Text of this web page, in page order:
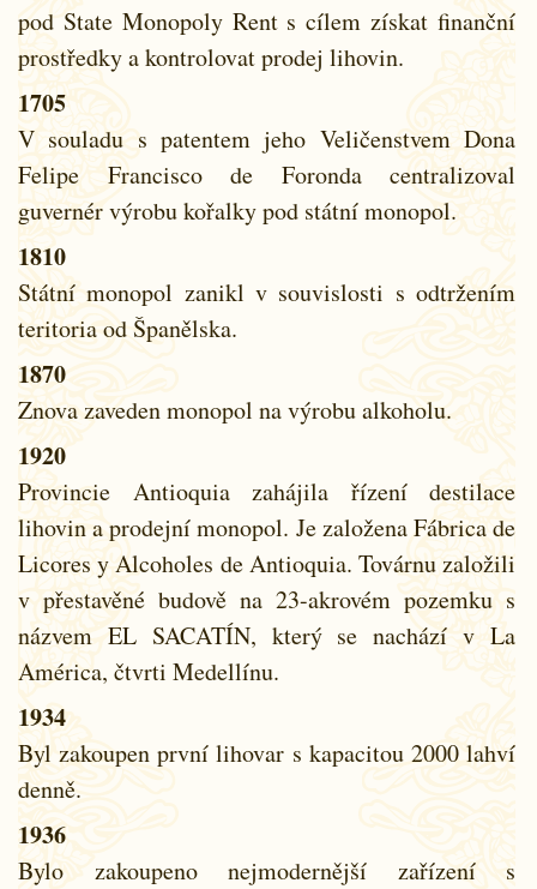
pod State Monopoly Rent s cílem získat finanční
prostředky a kontrolovat prodej lihovin.
1705
V souladu s patentem jeho Veličenstvem Dona
Felipe Francisco de Foronda centralizoval
guvernér výrobu kořalky pod státní monopol.
1810
Státní monopol zanikl v souvislosti s odtržením
teritoria od Španělska.
1870
Znova zaveden monopol na výrobu alkoholu.
1920
Provincie Antioquia zahájila řízení destilace
lihovin a prodejní monopol. Je založena Fábrica de
Licores y Alcoholes de Antioquia. Továrnu založili
v přestavěné budově na 23-akrovém pozemku s
názvem EL SACATÍN, který se nachází v La
América, čtvrti Medellínu.
1934
Byl zakoupen první lihovar s kapacitou 2000 lahví
denně.
1936
Bylo zakoupeno nejmodernější zařízení s